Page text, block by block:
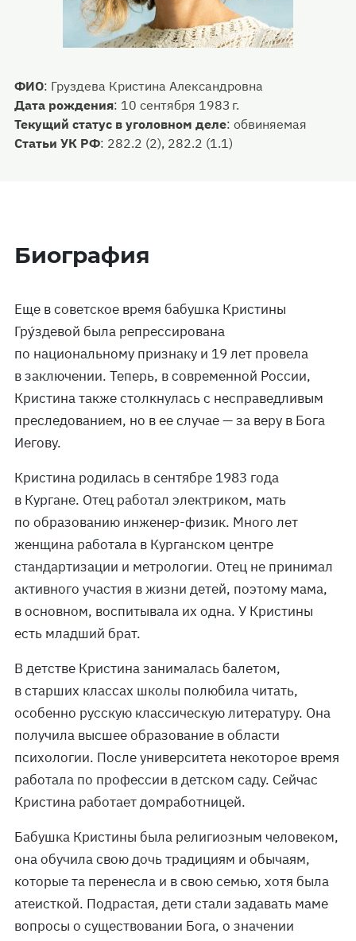
ФИО: Груздева Кристина Александровна
Дата рождения: 10 сентября 1983 г.
Текущий статус в уголовном деле: обвиняемая
Статьи УК РФ: 282.2 (2), 282.2 (1.1)
Биография
Еще в советское время бабушка Кристины
Гру́здевой была репрессирована
по национальному признаку и 19 лет провела
в заключении. Теперь, в современной России,
Кристина также столкнулась с несправедливым
преследованием, но в ее случае — за веру в Бога
Иегову.
Кристина родилась в сентябре 1983 года
в Кургане. Отец работал электриком, мать
по образованию инженер-физик. Много лет
женщина работала в Курганском центре
стандартизации и метрологии. Отец не принимал
активного участия в жизни детей, поэтому мама,
в основном, воспитывала их одна. У Кристины
есть младший брат.
В детстве Кристина занималась балетом,
в старших классах школы полюбила читать,
особенно русскую классическую литературу. Она
получила высшее образование в области
психологии. После университета некоторое время
работала по профессии в детском саду. Сейчас
Кристина работает домработницей.
Бабушка Кристины была религиозным человеком,
она обучила свою дочь традициям и обычаям,
которые та перенесла и в свою семью, хотя была
атеисткой. Подрастая, дети стали задавать маме
вопросы о существовании Бога, о значении